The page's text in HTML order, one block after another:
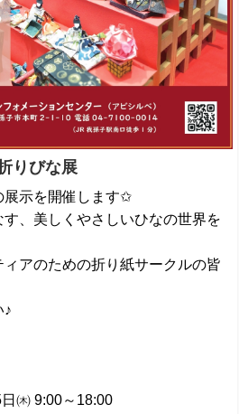
りびな展
展示を開催します✩
、美しくやさしいひなの世界を
アのための折り紙サークルの皆
♪
㈭ 9:00～18:00